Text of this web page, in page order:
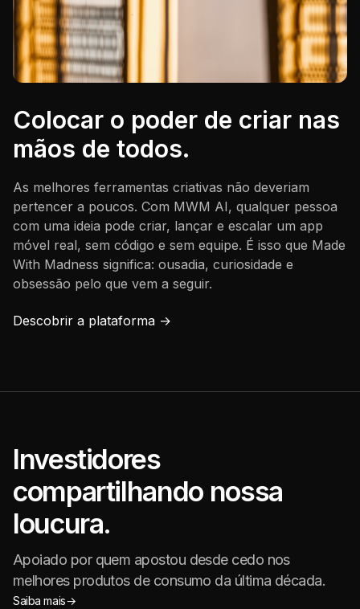
Colocar o poder de criar nas
mãos de todos.
As melhores ferramentas criativas não deveriam
pertencer a poucos. Com MWM AI, qualquer pessoa
com uma ideia pode criar, lançar e escalar um app
móvel real, sem código e sem equipe. É isso que Made
With Madness significa: ousadia, curiosidade e
obsessão pelo que vem a seguir.
Descobrir a plataforma →
Investidores
compartilhando nossa
loucura.
Apoiado por quem apostou desde cedo nos
melhores produtos de consumo da última década.
Saiba mais→